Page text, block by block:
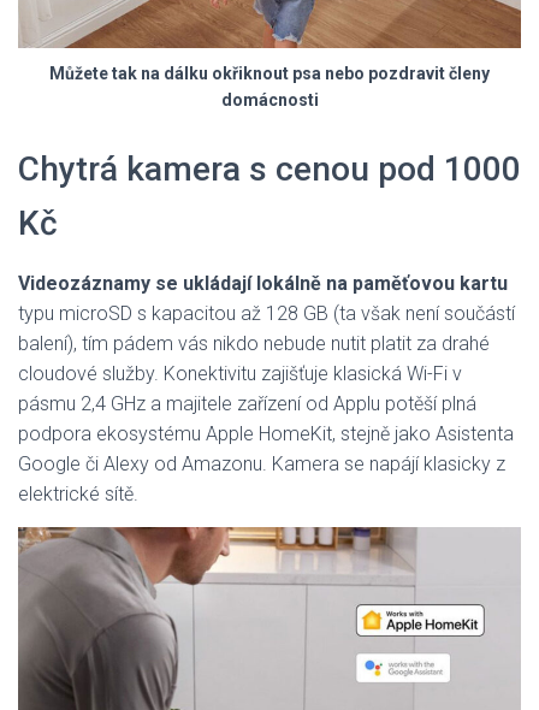
Můžete tak na dálku okřiknout psa nebo pozdravit členy
domácnosti
Chytrá kamera s cenou pod 1000
Kč
Videozáznamy se ukládají lokálně na paměťovou kartu
typu microSD s kapacitou až 128 GB (ta však není součástí
balení), tím pádem vás nikdo nebude nutit platit za drahé
cloudové služby. Konektivitu zajišťuje klasická Wi-Fi v
pásmu 2,4 GHz a majitele zařízení od Applu potěší plná
podpora ekosystému Apple HomeKit, stejně jako Asistenta
Google či Alexy od Amazonu. Kamera se napájí klasicky z
elektrické sítě.